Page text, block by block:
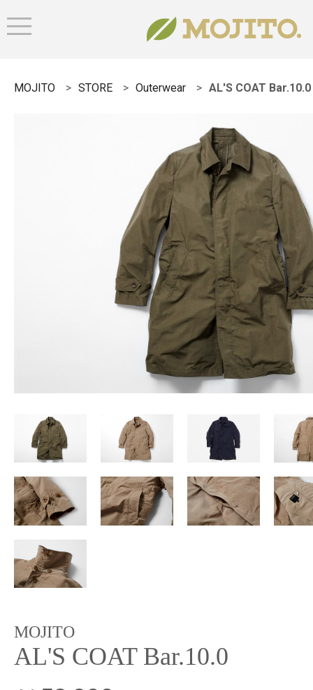
MOJITO STORE Outerwear AL'S COAT Bar.10.0
MOJITO
AL'S COAT Bar.10.0